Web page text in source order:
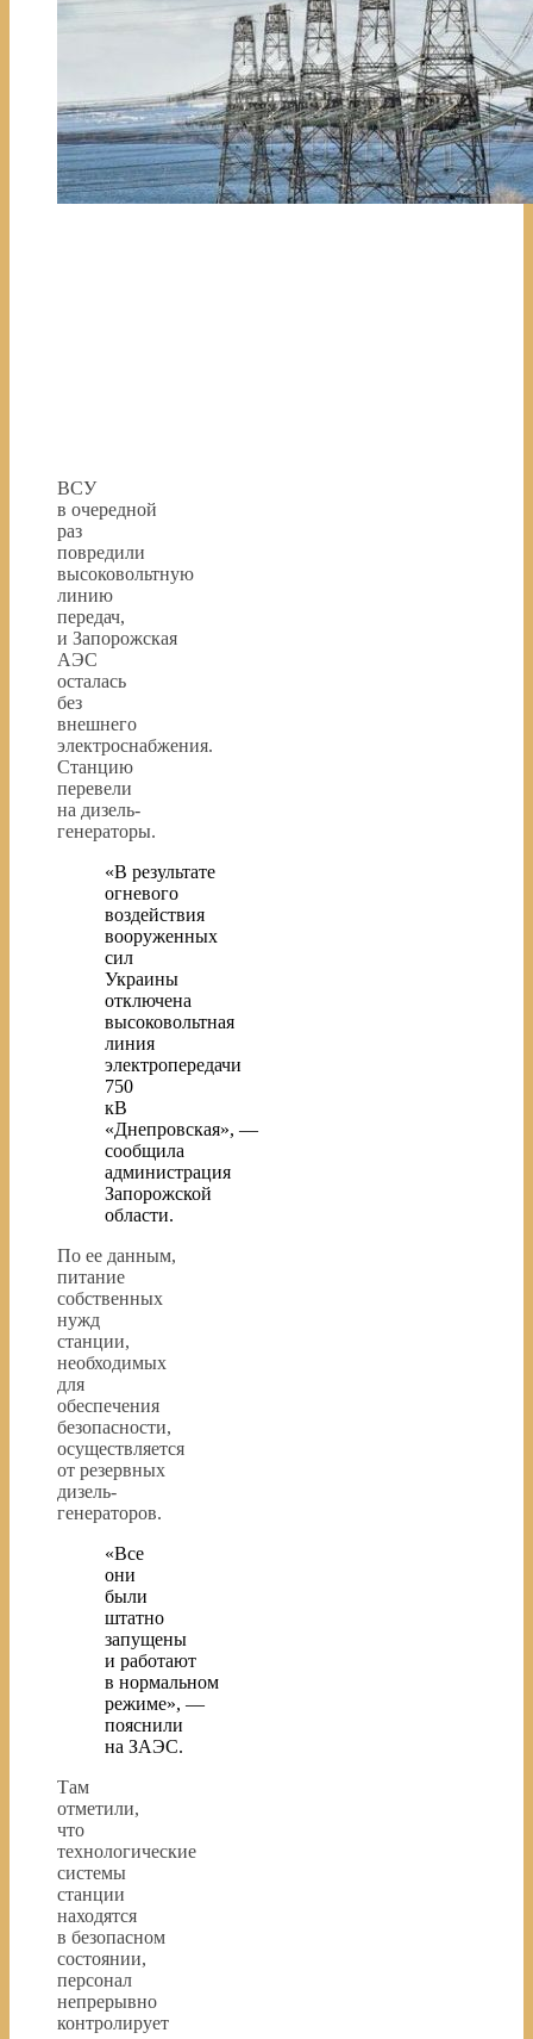
ВСУ
в очередной
раз
повредили
высоковольтную
линию
передач,
и Запорожская
АЭС
осталась
без
внешнего
электроснабжения.
Станцию
перевели
на дизель-
генераторы.
«В результате
огневого
воздействия
вооруженных
сил
Украины
отключена
высоковольтная
линия
электропередачи
750
кВ
«Днепровская», —
сообщила
администрация
Запорожской
области.
По ее данным,
питание
собственных
нужд
станции,
необходимых
для
обеспечения
безопасности,
осуществляется
от резервных
дизель-
генераторов.
«Все
они
были
штатно
запущены
и работают
в нормальном
режиме», —
пояснили
на ЗАЭС.
Там
отметили,
что
технологические
системы
станции
находятся
в безопасном
состоянии,
персонал
непрерывно
контролирует